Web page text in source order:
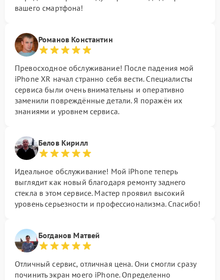
вашего смартфона!
Романов Константин
Превосходное обслуживание! После падения мой
iPhone XR начал странно себя вести. Специалисты
сервиса были очень внимательны и оперативно
заменили повреждённые детали. Я поражён их
знаниями и уровнем сервиса.
Белов Кирилл
Идеальное обслуживание! Мой iPhone теперь
выглядит как новый благодаря ремонту заднего
стекла в этом сервисе. Мастер проявил высокий
уровень серьезности и профессионализма. Спасибо!
Богданов Матвей
Отличный сервис, отличная цена. Они смогли сразу
починить экран моего iPhone. Определенно